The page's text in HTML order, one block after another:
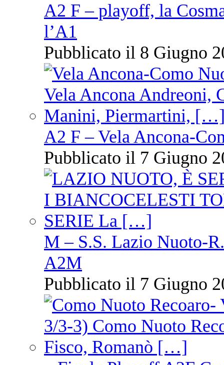
A2 F – playoff, la
l’A1
Pubblicato il 8 Giugno
A2 F – Vela Ancona-
Pubblicato il 7 Giugno
M – S.S. Lazio Nuoto-
A2M
Pubblicato il 7 Giugno